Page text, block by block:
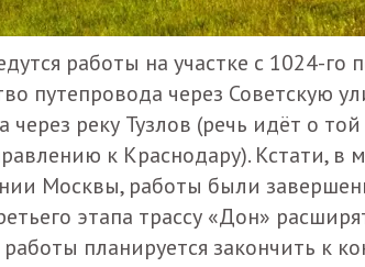
работы на участке с 1024-
путепровода через Советскую
реку Тузлов (речь идёт о
к Краснодару). Кстати, в
Москвы, работы были
этапа трассу «Дон»
планируется закончить к